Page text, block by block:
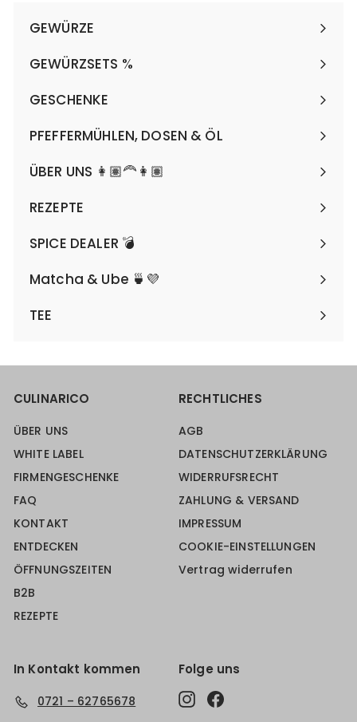
€
GEWÜRZE
Menü
maximieren
GEWÜRZSETS %
Menü
maximieren
GESCHENKE
Menü
maximieren
PFEFFERMÜHLEN, DOSEN & ÖL
Menü
maximieren
ÜBER UNS 👩🏽‍🦰👩🏽
REZEPTE
SPICE DEALER 💣
Matcha & Ube 🍵💜
TEE
CULINARICO
ÜBER UNS
WHITE LABEL
FIRMENGESCHENKE
FAQ
KONTAKT
ENTDECKEN
ÖFFNUNGSZEITEN
B2B
REZEPTE
RECHTLICHES
AGB
DATENSCHUTZERKLÄRUNG
WIDERRUFSRECHT
ZAHLUNG & VERSAND
IMPRESSUM
COOKIE-EINSTELLUNGEN
Vertrag widerrufen
In Kontakt kommen
0721 – 62765678
Folge uns
Instagram